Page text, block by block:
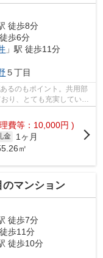
徒歩8分
歩6分
」駅 徒歩11分
５丁目
るのもポイント。共用部
り、とても充実していま
費等：10,000円 )
金
1ヶ月
㎡
マンション
徒歩7分
歩11分
徒歩10分